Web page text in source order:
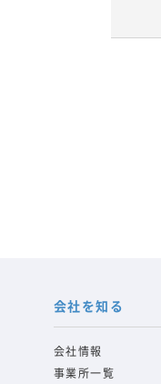
会社を知る
会社情報
事業所一覧